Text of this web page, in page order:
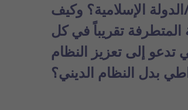
الإسلامية؟ وكيف
المتطرفة تقريباً في كل
تدعو إلى تعزيز النظام
بدل النظام الديني؟